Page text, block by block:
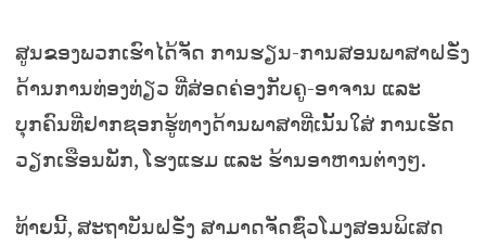
ສູນຂອງພວກເຮົາໄດ້ຈັດ ການຮຽນ-ການສອນພາສາຝຣັ່ງ
ດ້ານການທ່ອງທ່ຽວ ທີ່ສ່ອດຄ່ອງກັບຄູ-ອາຈານ ແລະ
ບຸກຄົນທີ່ຢາກຊອກຮູ້ທາງດ້ານພາສາທີ່ເນັ້ນໃສ່ ການເຮັດ
ວຽກເຮືອນພັກ, ໂຮງແຮມ ແລະ ຮ້ານອາຫານຕ່າງໆ.
ທ້າຍນີ້, ສະຖາບັນຝຣັ່ງ ສາມາດຈັດຊົ່ວໂມງສອນພິເສດ